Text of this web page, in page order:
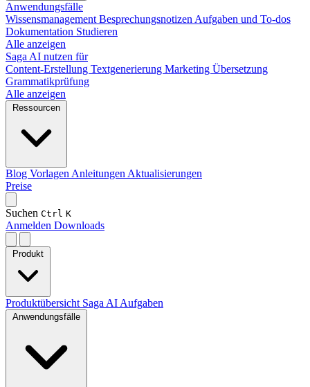
Anwendungsfälle
Wissensmanagement Besprechungsnotizen Aufgaben und To-dos
Dokumentation Studieren
Alle anzeigen
Saga AI nutzen für
Content-Erstellung Textgenerierung Marketing Übersetzung
Grammatikprüfung
Alle anzeigen
Blog Vorlagen Anleitungen Aktualisierungen
Preise
Suchen Ctrl K
Anmelden Downloads
Produktübersicht Saga AI Aufgaben